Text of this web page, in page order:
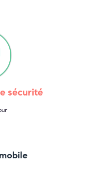
sécurité